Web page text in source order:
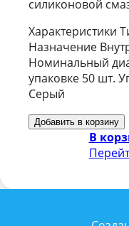
силиконовой
Характеристики
Назначение
Номинальный
упаковке 50 шт.
Серый
В